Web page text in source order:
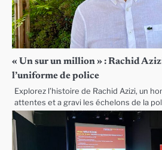
« Un sur un million » : Rachid
l’uniforme de police
Explorez l’histoire de Rachid Azizi, un
attentes et a gravi les échelons de la